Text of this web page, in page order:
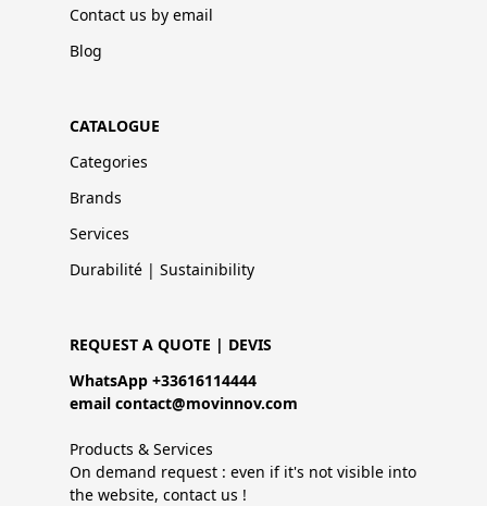
Contact us by email
Blog
CATALOGUE
Categories
Brands
Services
Durabilité | Sustainibility
REQUEST A QUOTE | DEVIS
WhatsApp +33616114444
email contact@movinnov.com
Products & Services
On demand request : even if it's not visible into
the website, contact us !